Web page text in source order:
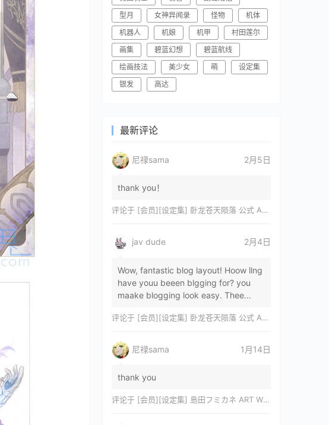
型月
女神异闻录 怪物
机体
机器人
机娘 机甲
村田莲尔
画集
碧蓝幻想
碧蓝航线
绘画技法
美少女 萌
设定集
银发
高达
最新评论
尼禄sama 2月5日
thank you！
评论于 [会员][设定集] 卧龙苍天陨落 公式 ARTWORKS[DL]
jav dude 2月4日
Wow, fantastic blog layout! Hoow llng
have youu beeen blgging for? you
maake blogging look easy. Thee
magnificent, let…
评论于 [会员][设定集] 卧龙苍天陨落 公式 ARTWORKS[DL]
尼禄sama 1月14日
thank you
评论于 [会员][设定集] 島田フミカネ ART WORKS EXTRA Luminous Witches[DL]